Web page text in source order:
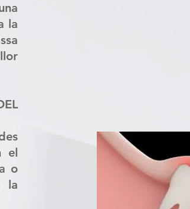
la
el
o
la